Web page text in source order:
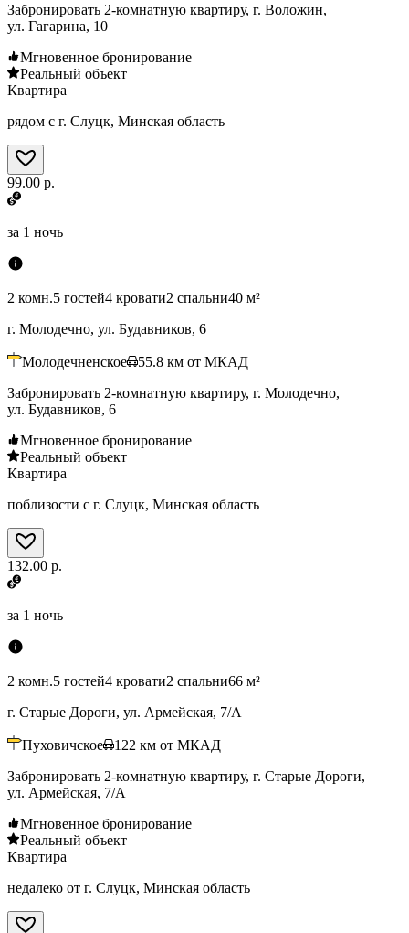
Забронировать 2-комнатную квартиру, г. Воложин,
ул. Гагарина, 10
Мгновенное бронирование
Реальный объект
Квартира
рядом с г. Слуцк, Минская область
99.00 р.
за 1 ночь
2 комн.5 гостей4 кровати2 спальни40 м²
г. Молодечно, ул. Будавников, 6
Молодечненское 55.8 км от МКАД
Забронировать 2-комнатную квартиру, г. Молодечно,
ул. Будавников, 6
Мгновенное бронирование
Реальный объект
Квартира
поблизости с г. Слуцк, Минская область
132.00 р.
за 1 ночь
2 комн.5 гостей4 кровати2 спальни66 м²
г. Старые Дороги, ул. Армейская, 7/А
Пуховичское 122 км от МКАД
Забронировать 2-комнатную квартиру, г. Старые Дороги,
ул. Армейская, 7/А
Мгновенное бронирование
Реальный объект
Квартира
недалеко от г. Слуцк, Минская область